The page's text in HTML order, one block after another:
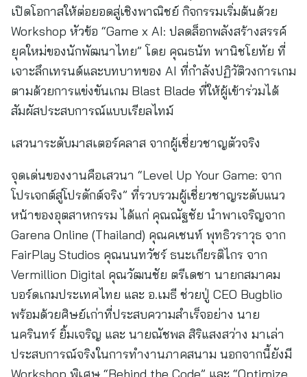
เปิดโอกาสให้ต่อยอดสู่เชิงพาณิชย์ กิจกรรมเริ่มต้นด้วย
Workshop หัวข้อ “Game x AI: ปลดล็อกพลังสร้างสรรค์
ยุคใหม่ของนักพัฒนาไทย” โดย คุณธนัท พานิชโยทัย ที่
เจาะลึกเทรนด์และบทบาทของ AI ที่กำลังปฏิวัติวงการเกม
ตามด้วยการแข่งขันเกม Blast Blade ที่ให้ผู้เข้าร่วมได้
สัมผัสประสบการณ์แบบเรียลไทม์
เสวนาระดับมาสเตอร์คลาส จากผู้เชี่ยวชาญตัวจริง
จุดเด่นของงานคือเสวนา “Level Up Your Game: จาก
โปรเจกต์สู่โปรดักต์จริง” ที่รวบรวมผู้เชี่ยวชาญระดับแนว
หน้าของอุตสาหกรรม ได้แก่ คุณณัฐชัย นำพาเจริญจาก
Garena Online (Thailand) คุณคเชนท์ พุทธิวราวุธ จาก
FairPlay Studios คุณนนทวัชร์ ธนะเกียรติไกร จาก
Vermillion Digital คุณวัฒนชัย ตรีเดชา นายกสมาคม
บอร์ดเกมประเทศไทย และ อ.เมธี ช่วยปู่ CEO Bugblio
พร้อมด้วยศิษย์เก่าที่ประสบความสำเร็จอย่าง นาย
นครินทร์ ยิ้มเจริญ และ นายณัชพล สิริแสงสว่าง มาเล่า
ประสบการณ์จริงในการทำงานภาคสนาม นอกจากนี้ยังมี